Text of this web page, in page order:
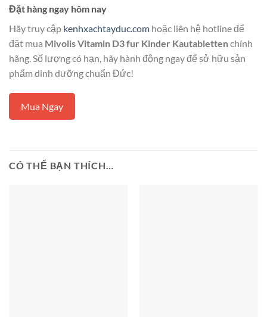
Đặt hàng ngay hôm nay
Hãy truy cập kenhxachtayduc.com hoặc liên hệ hotline để
đặt mua Mivolis Vitamin D3 fur Kinder Kautablettenchính
hãng. Số lượng có hạn, hãy hành động ngay để sở hữu sản
phẩm dinh dưỡng chuẩn Đức!
Mua Ngay
CÓ THỂ BẠN THÍCH…